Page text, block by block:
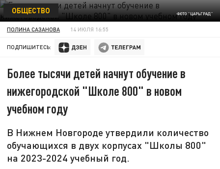
ФОТО "ЦАРЬГРАД"
ОБЩЕСТВО
ПОЛИНА САЗАНОВА 14 ИЮЛЯ 16:55
ПОДПИШИТЕСЬ:
Более тысячи детей начнут обучение в
нижегородской "Школе 800" в новом
учебном году
В Нижнем Новгороде утвердили количество
обучающихся в двух корпусах "Школы 800"
на 2023-2024 учебный год.